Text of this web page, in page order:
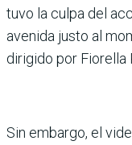
tuvo la culpa del
avenida justo al
dirigido por Fiorella
Sin embargo, el